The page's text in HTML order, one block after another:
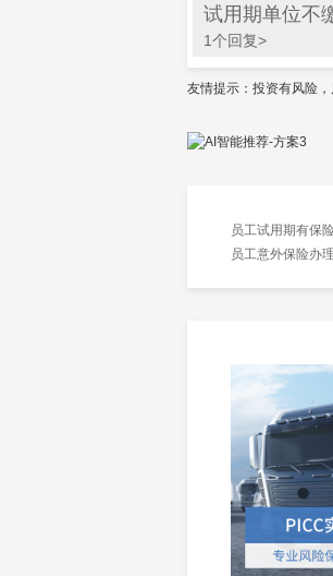
试用期单位不
1个回复>
友情提示：投资有风险
员工试用期有保
员工意外保险办